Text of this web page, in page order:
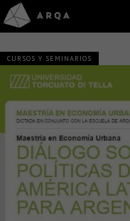
CURSOS Y SEMINARIOS